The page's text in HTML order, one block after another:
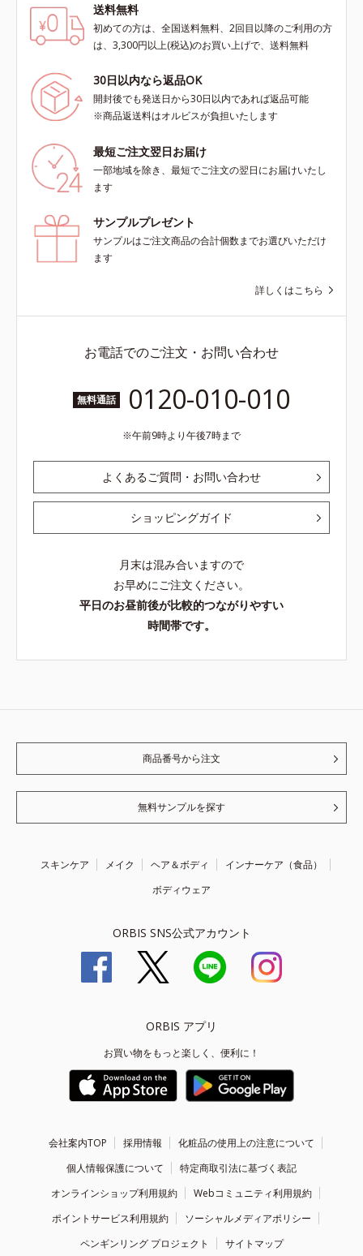
送料無料
初めての方は、全国送料無料、2回目以降のご利用の方
は、3,300円以上(税込)のお買い上げで、送料無料
30日以内なら返品OK
開封後でも発送日から30日以内であれば返品可能
※商品返送料はオルビスが負担いたします
最短ご注文翌日お届け
一部地域を除き、最短でご注文の翌日にお届けいたし
ます
サンプルプレゼント
サンプルはご注文商品の合計個数までお選びいただけ
ます
詳しくはこちら
お電話でのご注文・お問い合わせ
無料通話 0120-010-010
午前9時より午後7時まで
よくあるご質問・お問い合わせ
ショッピングガイド
月末は混み合いますので
お早めにご注文ください。
平日のお昼前後が比較的つながりやすい
時間帯です。
商品番号から注文
無料サンプルを探す
スキンケア メイク ヘア＆ボディ
インナーケア（食品）
ボディウェア
ORBIS SNS公式アカウント
ORBIS アプリ
お買い物をもっと楽しく、便利に！
会社案内TOP 採用情報
化粧品の使用上の注意について
個人情報保護について
特定商取引法に基づく表記
オンラインショップ利用規約
Webコミュニティ利用規約
ポイントサービス利用規約
ソーシャルメディアポリシー
ペンギンリング プロジェクト
サイトマップ